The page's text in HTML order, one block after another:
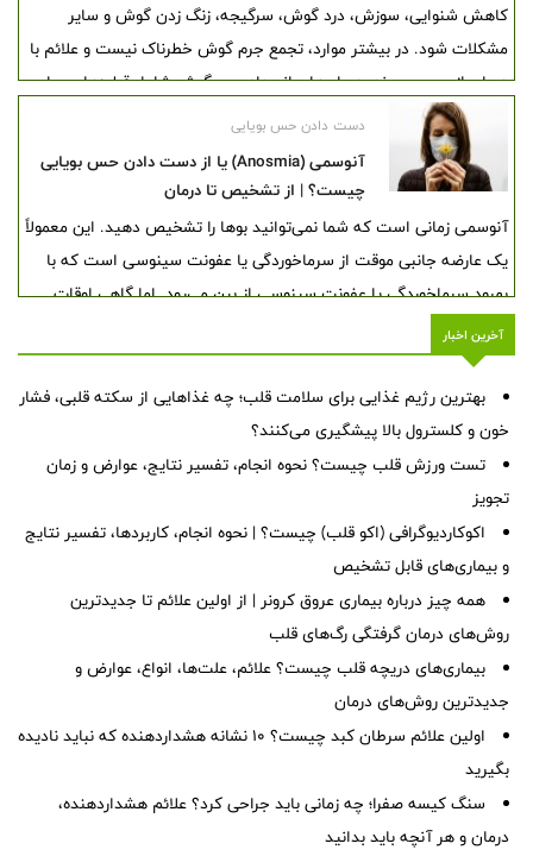
کاهش شنوایی، سوزش، درد گوش، سرگیجه، زنگ زدن گوش و سایر
مشکلات شود. در بیشتر موارد، تجمع جرم گوش خطرناک نیست و علائم با
درمان از بین می‌روند. درمان‌های انسداد جرم گوش شامل قطره‌هایی برای
نرم کردن جرم یا برداشتن دستی آن در مطب پزشک است.
دست دادن حس بویایی
آنوسمی (Anosmia) یا از دست دادن حس بویایی
چیست؟ | از تشخیص تا درمان
آنوسمی زمانی است که شما نمی‌توانید بوها را تشخیص دهید. این معمولاً
یک عارضه جانبی موقت از سرماخوردگی یا عفونت سینوسی است که با
بهبود سرماخوردگی یا عفونت سینوسی از بین می‌رود. اما گاهی اوقات
آنوسمی ممکن است نشانه سایر مشکلات پزشکی جدی‌تر مانند دیابت یا
آسیب مغزی باشد.
آخرین اخبار
بهترین رژیم غذایی برای سلامت قلب؛ چه غذاهایی از سکته قلبی، فشار
خون و کلسترول بالا پیشگیری می‌کنند؟
تست ورزش قلب چیست؟ نحوه انجام، تفسیر نتایج، عوارض و زمان
تجویز
اکوکاردیوگرافی (اکو قلب) چیست؟ | نحوه انجام، کاربردها، تفسیر نتایج
و بیماری‌های قابل تشخیص
همه چیز درباره بیماری عروق کرونر | از اولین علائم تا جدیدترین
روش‌های درمان گرفتگی رگ‌های قلب
بیماری‌های دریچه قلب چیست؟ علائم، علت‌ها، انواع، عوارض و
جدیدترین روش‌های درمان
اولین علائم سرطان کبد چیست؟ ۱۰ نشانه هشداردهنده که نباید نادیده
بگیرید
سنگ کیسه صفرا؛ چه زمانی باید جراحی کرد؟ علائم هشداردهنده،
درمان و هر آنچه باید بدانید